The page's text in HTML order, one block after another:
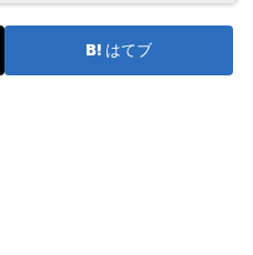
はてブ